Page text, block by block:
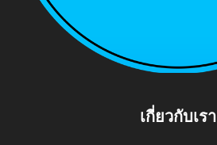
เกี่ยวกับเรา